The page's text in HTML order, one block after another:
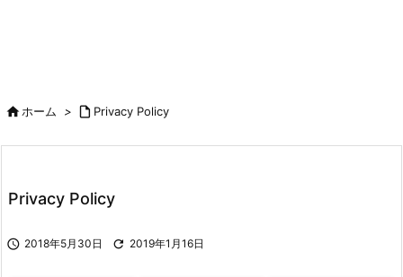
ホーム >  Privacy Policy
Privacy Policy
 2018年5月30日  2019年1月16日